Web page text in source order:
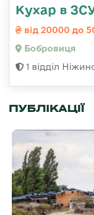
Кухар в
від 20000 до
Бобровиця
1 відділ
ПУБЛІКАЦІЇ